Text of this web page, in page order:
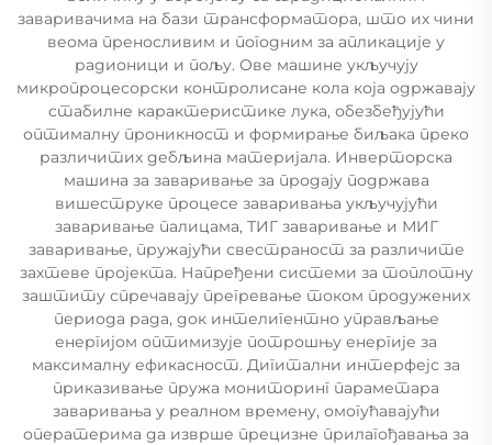
заваривачима на бази трансформатора, што их чини
веома преносливим и погодним за апликације у
радионици и пољу. Ове машине укључују
микропроцесорски контролисане кола која одржавају
стабилне карактеристике лука, обезбеђујући
оптималну проникност и формирање биљака преко
различитих дебљина материјала. Инверторска
машина за заваривање за продају подржава
вишеструке процесе заваривања укључујући
заваривање палицама, ТИГ заваривање и МИГ
заваривање, пружајући свестраност за различите
захтеве пројекта. Напређени системи за топлотну
заштиту спречавају прегревање током продужених
периода рада, док интелигентно управљање
енергијом оптимизује потрошњу енергије за
максималну ефикасност. Дигитални интерфејс за
приказивање пружа мониторинг параметара
заваривања у реалном времену, омогућавајући
оператерима да изврше прецизне прилагођавања за